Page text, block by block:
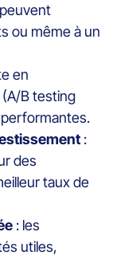
ou même à un
en
B testing
:
des
taux de
: les
utiles,